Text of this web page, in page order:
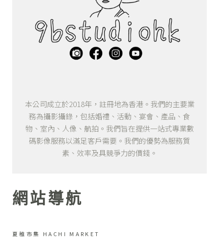
本公司成立於2018年，註冊地為香港。我們的主要業
務為攝影攝錄，包括婚禮、活動、宴會、產品、食
物、室內、人像、航拍。我們旨在提供一站式專業數
碼影像服務以滿足客戶需要。我們的優勢為服務質
素、效率及具競爭力的價錢。
網站導航
夏稚市集 HACHI MARKET